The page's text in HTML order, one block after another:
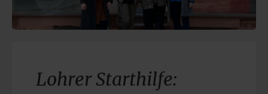
Lohrer Starthilfe: